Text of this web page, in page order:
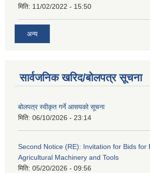
मिति: 11/02/2022 - 15:50
अन्य
सार्वजनिक खरिद/बोलपत्र सूचना
बोलपत्र स्वीकृत गर्ने आसयको सूचना
मिति: 06/10/2026 - 23:14
Second Notice (RE): Invitation for Bids for
Agricultural Machinery and Tools
मिति: 05/20/2026 - 09:56